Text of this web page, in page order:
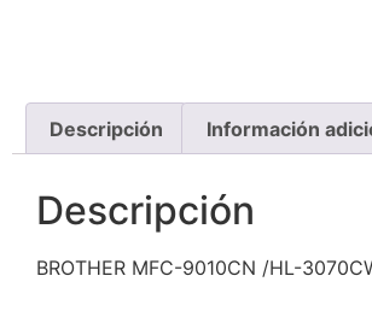
Descripción Información
Descripción
BROTHER MFC-9010CN /HL-